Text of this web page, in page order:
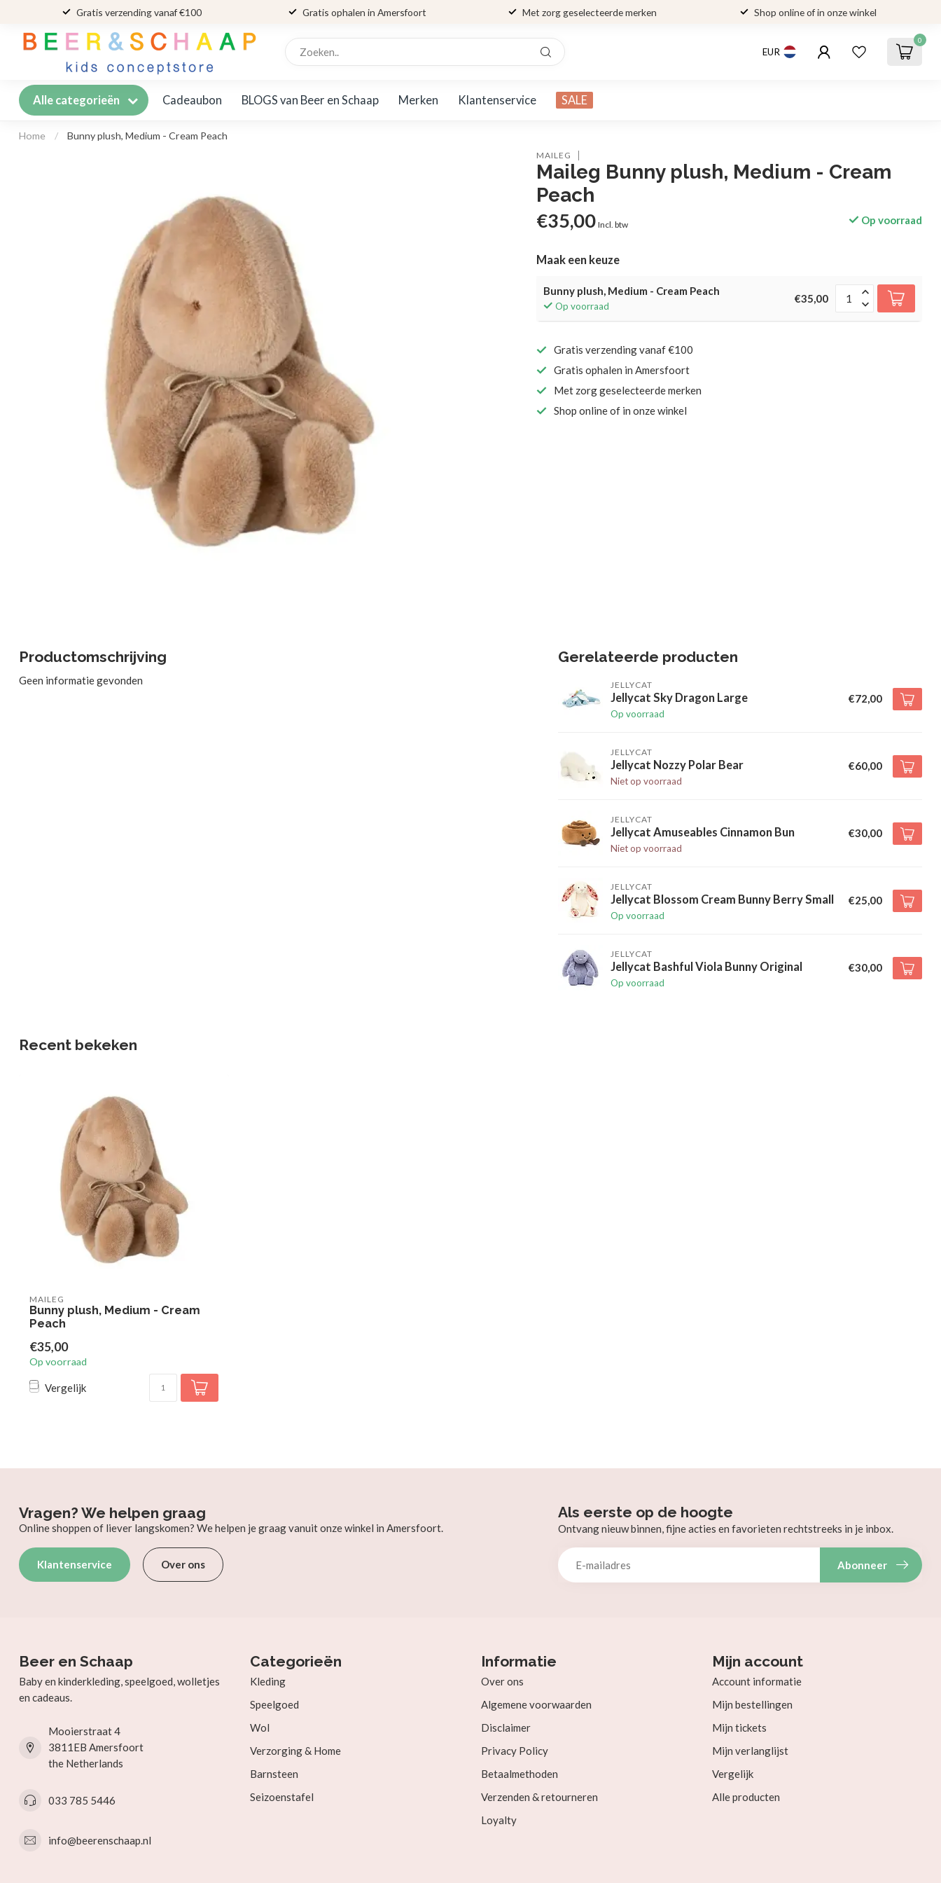
Gratis verzending vanaf €100 Gratis ophalen in Amersfoort Met zorg geselecteerde merken Shop online of in onze winkel
EUR
0
Alle categorieën Cadeaubon BLOGS van Beer en Schaap Merken Klantenservice SALE
Home / Bunny plush, Medium - Cream Peach
MAILEG
Maileg Bunny plush, Medium - Cream
Peach
€35,00 Incl. btw Op voorraad
Maak een keuze
Bunny plush, Medium - Cream Peach
Op voorraad
€35,00
Gratis verzending vanaf €100
Gratis ophalen in Amersfoort
Met zorg geselecteerde merken
Shop online of in onze winkel
Productomschrijving
Geen informatie gevonden
Gerelateerde producten
JELLYCAT
Jellycat Sky Dragon Large
Op voorraad
€72,00
JELLYCAT
Jellycat Nozzy Polar Bear
Niet op voorraad
€60,00
JELLYCAT
Jellycat Amuseables Cinnamon Bun
Niet op voorraad
€30,00
JELLYCAT
Jellycat Blossom Cream Bunny Berry Small
Op voorraad
€25,00
JELLYCAT
Jellycat Bashful Viola Bunny Original
Op voorraad
€30,00
Recent bekeken
MAILEG
Bunny plush, Medium - Cream
Peach
€35,00
Op voorraad
Vergelijk
Vragen? We helpen graag
Online shoppen of liever langskomen? We helpen je graag vanuit onze winkel in Amersfoort.
Klantenservice Over ons
Als eerste op de hoogte
Ontvang nieuw binnen, fijne acties en favorieten rechtstreeks in je inbox.
Abonneer
Beer en Schaap
Baby en kinderkleding, speelgoed, wolletjes
en cadeaus.
Mooierstraat 4
3811EB Amersfoort
the Netherlands
033 785 5446
info@beerenschaap.nl
Categorieën
Kleding
Speelgoed
Wol
Verzorging & Home
Barnsteen
Seizoenstafel
Informatie
Over ons
Algemene voorwaarden
Disclaimer
Privacy Policy
Betaalmethoden
Verzenden & retourneren
Loyalty
Mijn account
Account informatie
Mijn bestellingen
Mijn tickets
Mijn verlanglijst
Vergelijk
Alle producten